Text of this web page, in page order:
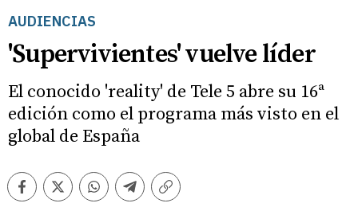
AUDIENCIAS
'Supervivientes' vuelve líder
El conocido 'reality' de Tele 5 abre su 16ª
edición como el programa más visto en el
global de España
FacebookTwitterWhatsappTelegramCopiar